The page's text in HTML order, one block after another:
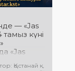
— «Jas
тамыз күні
«Jas
Қостанай қ.